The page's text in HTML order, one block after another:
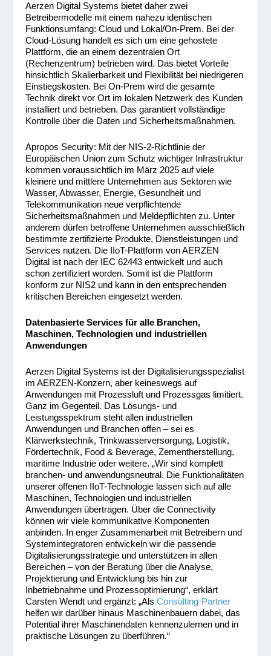
Aerzen Digital Systems bietet daher zwei
Betreibermodelle mit einem nahezu identischen
Funktionsumfang: Cloud und Lokal/On-Prem. Bei der
Cloud-Lösung handelt es sich um eine gehostete
Plattform, die an einem dezentralen Ort
(Rechenzentrum) betrieben wird. Das bietet Vorteile
hinsichtlich Skalierbarkeit und Flexibilität bei niedrigeren
Einstiegskosten. Bei On-Prem wird die gesamte
Technik direkt vor Ort im lokalen Netzwerk des Kunden
installiert und betrieben. Das garantiert vollständige
Kontrolle über die Daten und Sicherheitsmaßnahmen.
Apropos Security: Mit der NIS-2-Richtlinie der
Europäischen Union zum Schutz wichtiger Infrastruktur
kommen voraussichtlich im März 2025 auf viele
kleinere und mittlere Unternehmen aus Sektoren wie
Wasser, Abwasser, Energie, Gesundheit und
Telekommunikation neue verpflichtende
Sicherheitsmaßnahmen und Meldepflichten zu. Unter
anderem dürfen betroffene Unternehmen ausschließlich
bestimmte zertifizierte Produkte, Dienstleistungen und
Services nutzen. Die IIoT-Plattform von AERZEN
Digital ist nach der IEC 62443 entwickelt und auch
schon zertifiziert worden. Somit ist die Plattform
konform zur NIS2 und kann in den entsprechenden
kritischen Bereichen eingesetzt werden.
Datenbasierte Services für alle Branchen,
Maschinen, Technologien und industriellen
Anwendungen
Aerzen Digital Systems ist der Digitalisierungsspezialist
im AERZEN-Konzern, aber keineswegs auf
Anwendungen mit Prozessluft und Prozessgas limitiert.
Ganz im Gegenteil. Das Lösungs- und
Leistungsspektrum steht allen industriellen
Anwendungen und Branchen offen – sei es
Klärwerkstechnik, Trinkwasserversorgung, Logistik,
Fördertechnik, Food & Beverage, Zementherstellung,
maritime Industrie oder weitere. „Wir sind komplett
branchen- und anwendungsneutral. Die Funktionalitäten
unserer offenen IIoT-Technologie lassen sich auf alle
Maschinen, Technologien und industriellen
Anwendungen übertragen. Über die Connectivity
können wir viele kommunikative Komponenten
anbinden. In enger Zusammenarbeit mit Betreibern und
Systemintegratoren entwickeln wir die passende
Digitalisierungsstrategie und unterstützen in allen
Bereichen – von der Beratung über die Analyse,
Projektierung und Entwicklung bis hin zur
Inbetriebnahme und Prozessoptimierung“, erklärt
Carsten Wendt und ergänzt: „AlsConsulting-Partner
helfen wir darüber hinaus Maschinenbauern dabei, das
Potential ihrer Maschinendaten kennenzulernen und in
praktische Lösungen zu überführen.“